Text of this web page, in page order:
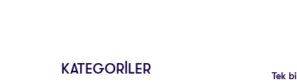
KATEGORİLER Tek